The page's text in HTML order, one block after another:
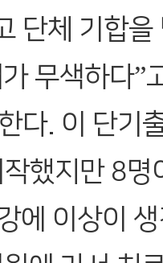
단체 기합
무색하다”
다. 이 단기
했지만 8명
에 이상이